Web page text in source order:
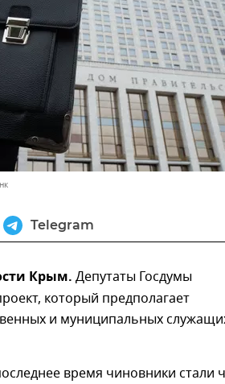
Telegram
Крым. Депутаты Госдумы
который предполагает
и муниципальных
время чиновники стали